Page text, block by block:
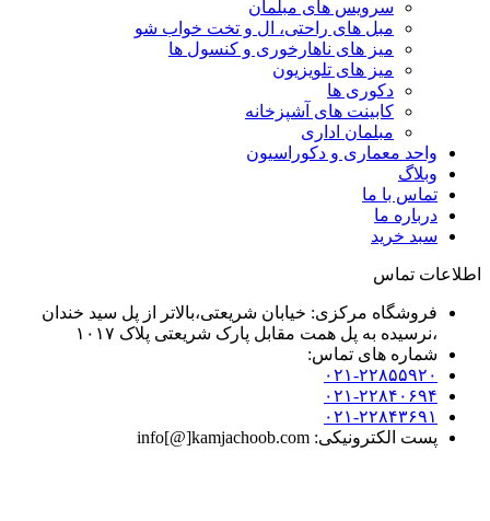
سرویس های مبلمان
مبل های راحتی، ال و تخت خواب شو
میز های ناهارخوری و کنسول ها
میز های تلویزیون
دکوری ها
کابینت های آشپزخانه
مبلمان اداری
واحد معماری و دکوراسیون
وبلاگ
تماس با ما
درباره ما
سبد خرید
اطلاعات تماس
فروشگاه مرکزی: خیابان شریعتی،بالاتر از پل سید خندان
،نرسیده به پل همت مقابل پارک شریعتی پلاک ۱۰۱۷
شماره های تماس:
۰۲۱-۲۲۸۵۵۹۲۰
۰۲۱-۲۲۸۴۰۶۹۴
۰۲۱-۲۲۸۴۳۶۹۱
پست الکترونیکی: info[@]kamjachoob.com